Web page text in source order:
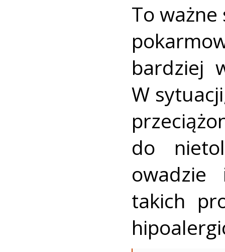
To ważne
bardziej
W
do
owadzie
takich